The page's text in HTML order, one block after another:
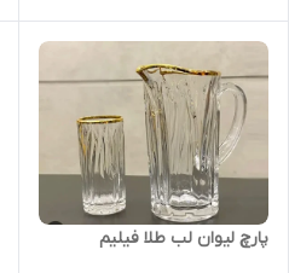
پارچ لیوان لب طلا فیلیم